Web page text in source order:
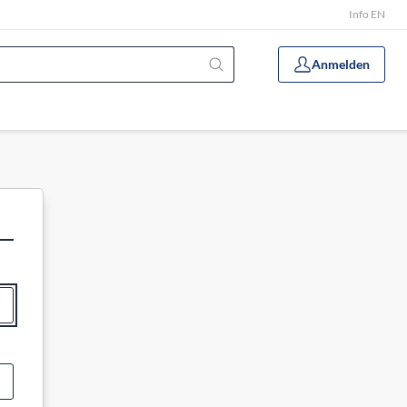
Info EN
Anmelden